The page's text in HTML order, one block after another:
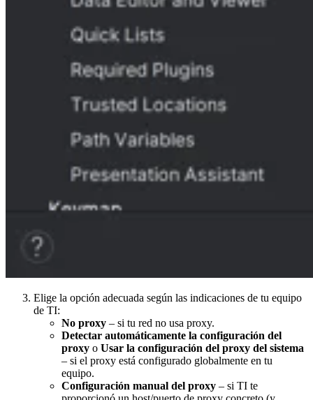
Elige la opción adecuada según las indicaciones de tu equipo
de TI:
No proxy – si tu red no usa proxy.
Detectar automáticamente la configuración del
proxy o Usar la configuración del proxy del sistema
– si el proxy está configurado globalmente en tu
equipo.
Configuración manual del proxy – si TI te